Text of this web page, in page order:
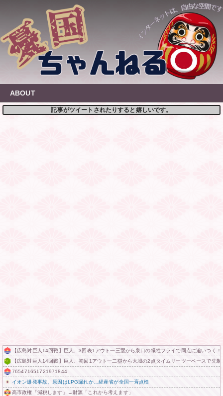
content
ABOUT
記事がツイートされたりすると嬉しいです。
【広島対巨人14回戦】巨人、3回表1アウト一三塁から泉口の犠牲フライで同点に追いつく
【広島対巨人14回戦】巨人、初回1アウト一二塁から大城の2点タイムリーツーベースで先
765471651721971844
イオン爆発事故、原因はLPG漏れか…経産省が全国一斉点検
高市政権「減税します」→財源「これから考えます」